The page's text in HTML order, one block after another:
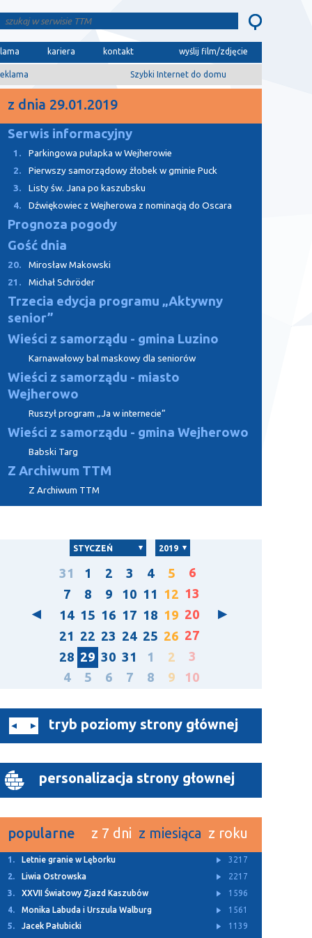
kariera kontakt wyślij film/zdjęcie
Szybki Internet do domu
z dnia 29.01.2019
Serwis informacyjny
1.
Parkingowa pułapka w Wejherowie
2.
Pierwszy samorządowy żłobek w gminie Puck
3.
Listy św. Jana po kaszubsku
4.
Dźwiękowiec z Wejherowa z nominacją do Oscara
Prognoza pogody
Gość dnia
20.
Mirosław Makowski
21.
Michał Schröder
Trzecia edycja programu „Aktywny
senior”
Wieści z samorządu - gmina Luzino
Karnawałowy bal maskowy dla seniorów
Wieści z samorządu - miasto
Wejherowo
Ruszył program „Ja w internecie”
Wieści z samorządu - gmina Wejherowo
Babski Targ
Z Archiwum TTM
Z Archiwum TTM
STYCZEŃ 2019
31 1 2 3 4 5
6
7
8 9 10 11 12 13
14 15 16 17 18 19 20
21 22 23 24 25 26 27
28 29 30 31 1 2
3
4
5 6 7 8 9 10
tryb poziomy strony głównej
personalizacja strony głownej
popularne z 7 dni z miesiąca z roku
1. Letnie granie w Lęborku
3217
2.
Liwia Ostrowska
2217
3.
XXVII Światowy Zjazd Kaszubów
1596
4.
Monika Labuda i Urszula Walburg
1561
5.
Jacek Pałubicki 1139